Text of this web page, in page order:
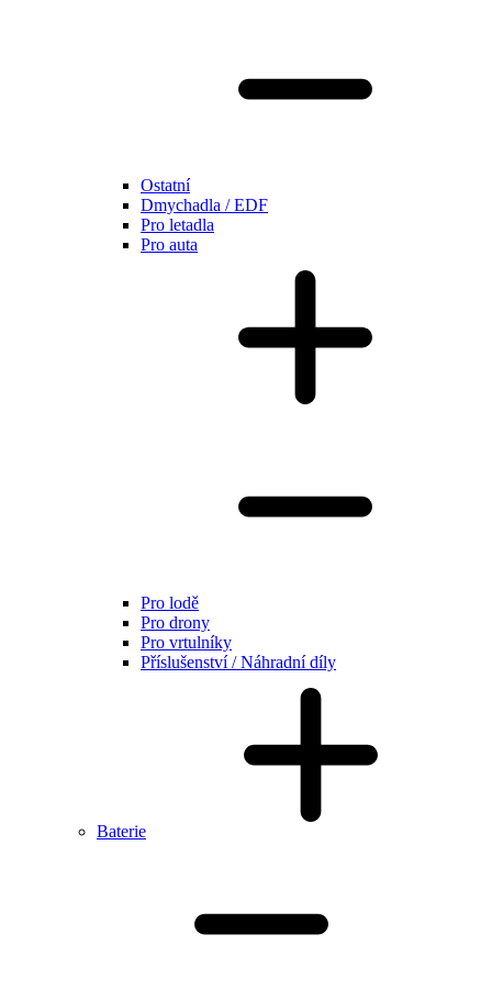
Ostatní
Dmychadla / EDF
Pro letadla
Pro auta
Pro lodě
Pro drony
Pro vrtulníky
Příslušenství / Náhradní díly
Baterie